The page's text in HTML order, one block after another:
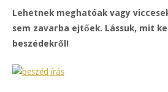
Lehetnek meghatóak vagy
sem zavarba ejtőek. Lássuk, mit
beszédekről!